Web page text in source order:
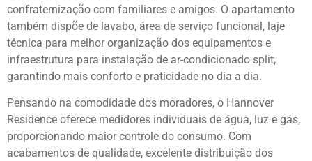
confraternização com familiares e amigos. O apartamento
também dispõe de lavabo, área de serviço funcional, laje
técnica para melhor organização dos equipamentos e
infraestrutura para instalação de ar-condicionado split,
garantindo mais conforto e praticidade no dia a dia.
Pensando na comodidade dos moradores, o Hannover
Residence oferece medidores individuais de água, luz e gás,
proporcionando maior controle do consumo. Com
acabamentos de qualidade, excelente distribuição dos